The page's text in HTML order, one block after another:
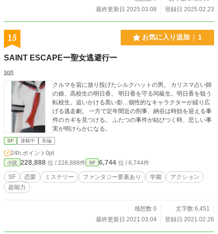
最終更新日 2025.03.08
登録日 2025.02.23
15 お気に入り追加 1
SAINT ESCAPEー聖女逃避行ー
sori
クルマを宙に放り投げたシルクハットの男。 カリスマ占い師
の娘、高校生の明日香。 明日香を守る同級生。明日香を狙う
転校生。追いかける黒い影…個性的なキャラクターが繰り広
げる逃走劇。 一方で定年間近の刑事、納谷は時効を迎える事
件のカギを見つける。 ふたつの事件が結びつく時、悲しい事
実が明けらかになる。
SF 連載中 長編
24h.ポイント 0pt
小説 228,888 位 / 228,888件 SF 6,744 位 / 6,744件
SF 恋愛 ミステリー ファンタジー要素あり 学園
アクション
超能力
感想数 0
文字数 6,451
最終更新日 2021.03.04
登録日 2021.02.26